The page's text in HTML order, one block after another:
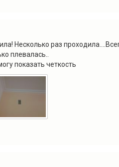
Несколько раз
плевалась..
показать четкость